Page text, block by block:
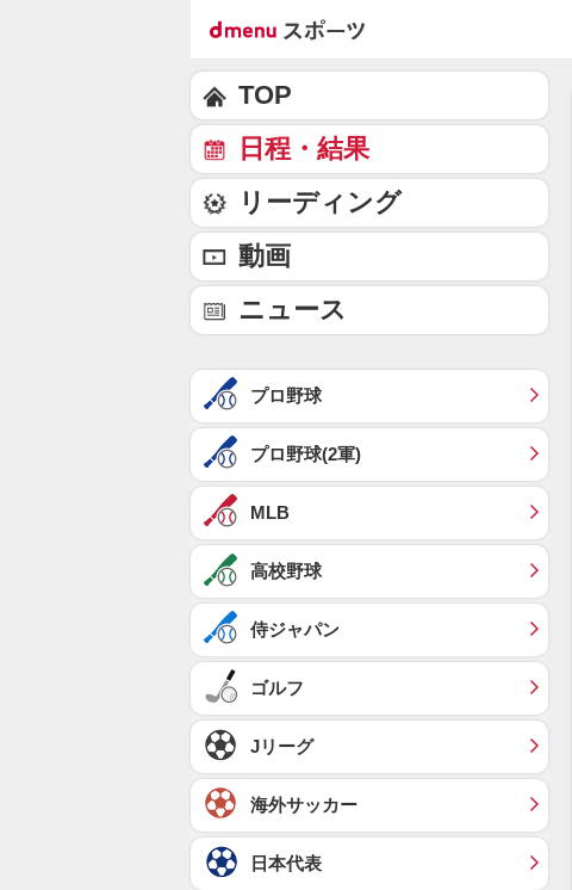
TOP
日程・結果
リーディング
動画
ニュース
プロ野球
プロ野球(2軍)
MLB
高校野球
侍ジャパン
ゴルフ
Jリーグ
海外サッカー
日本代表